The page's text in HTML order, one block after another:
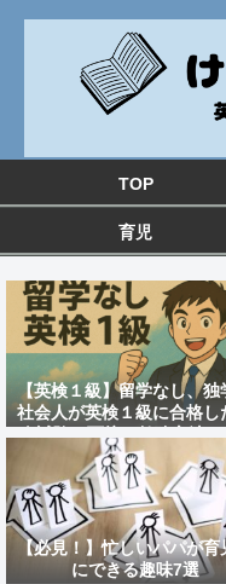
TOP
育児
【英検１級】留学なし、独
社会人が英検１級に合格し
次試験と面接の勉強方法&
すめ教材を紹介！
【必見！】忙しいパパが育
にできる趣味7選